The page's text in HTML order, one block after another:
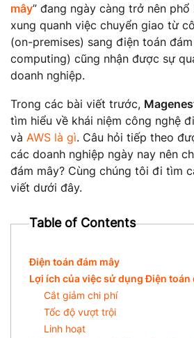
mây” đang ngày càng trở nên
xung quanh việc chuyển giao từ
(on-premises) sang điện toán
computing) cũng nhận được sự
doanh nghiệp.
Trong các bài viết trước,
tìm hiểu về khái niệm công nghệ
và AWS là gì. Câu hỏi tiếp theo
các doanh nghiệp ngày nay nên
đám mây? Cùng chúng tôi đi tìm
viết dưới đây.
Table of Contents
Điện toán đám mây
Lợi ích của việc sử dụng Điện toán
Cắt giảm chi phí
Tốc độ vượt trội
Linh hoạt